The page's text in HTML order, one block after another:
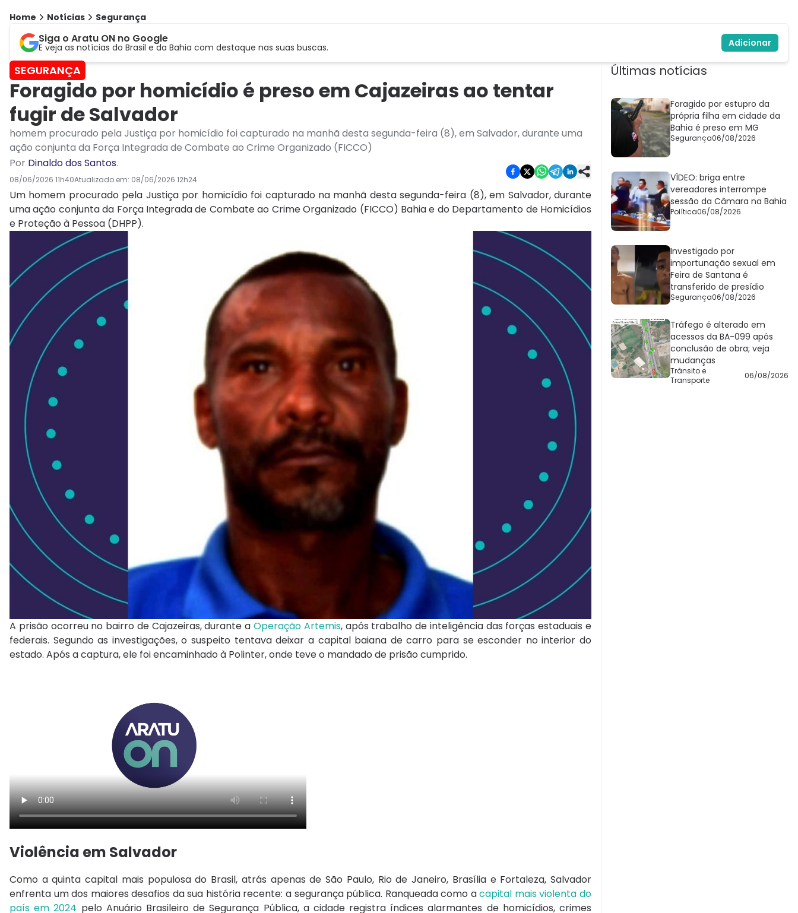
Home Notícias Segurança
Siga o Aratu ON no Google
E veja as notícias do Brasil e da Bahia com destaque nas suas buscas. Adicionar
SEGURANÇA
Foragido por homicídio é preso em Cajazeiras ao tentar
fugir de Salvador
homem procurado pela Justiça por homicídio foi capturado na manhã desta segunda-feira (8), em Salvador, durante uma
ação conjunta da Força Integrada de Combate ao Crime Organizado (FICCO)
Por Dinaldo dos Santos.
08/06/2026 11h40Atualizado em: 08/06/2026 12h24
Um homem procurado pela Justiça por homicídio foi capturado na manhã desta segunda-feira (8), em Salvador, durante
uma ação conjunta da Força Integrada de Combate ao Crime Organizado (FICCO) Bahia e do Departamento de Homicídios
e Proteção à Pessoa (DHPP).
A prisão ocorreu no bairro de Cajazeiras, durante a Operação Artemis, após trabalho de inteligência das forças estaduais e
federais. Segundo as investigações, o suspeito tentava deixar a capital baiana de carro para se esconder no interior do
estado. Após a captura, ele foi encaminhado à Polinter, onde teve o mandado de prisão cumprido.
Violência em Salvador
Como a quinta capital mais populosa do Brasil, atrás apenas de São Paulo, Rio de Janeiro, Brasília e Fortaleza, Salvador
enfrenta um dos maiores desafios da sua história recente: a segurança pública. Ranqueada como acapital mais violenta do
país em 2024 pelo Anuário Brasileiro de Segurança Pública, a cidade registra índices alarmantes de homicídios, crimes
Últimas notícias
Foragido por estupro da
própria filha em cidade da
Bahia é preso em MG
Segurança06/08/2026
VÍDEO: briga entre
vereadores interrompe
sessão da Câmara na Bahia
Política06/08/2026
Investigado por
importunação sexual em
Feira de Santana é
transferido de presídio
Segurança06/08/2026
Tráfego é alterado em
acessos da BA-099 após
conclusão de obra; veja
mudanças
Trânsito e
Transporte
06/08/2026